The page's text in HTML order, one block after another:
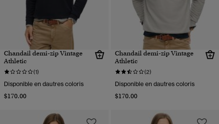
Chandail demi-zip Vintage
Athletic
(1)
Disponible en dautres coloris
$170.00
Chandail demi-zip Vintage
Athletic
(2)
Disponible en dautres coloris
$170.00